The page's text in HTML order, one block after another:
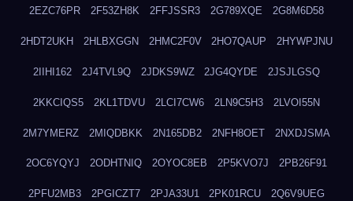
2EZC76PR 2F53ZH8K 2FFJSSR3 2G789XQE 2G8M6D58
2HDT2UKH 2HLBXGGN 2HMC2F0V 2HO7QAUP 2HYWPJNU
2IIHI162 2J4TVL9Q 2JDKS9WZ 2JG4QYDE 2JSJLGSQ
2KKCIQS5 2KL1TDVU 2LCI7CW6 2LN9C5H3 2LVOI55N
2M7YMERZ 2MIQDBKK 2N165DB2 2NFH8OET 2NXDJSMA
2OC6YQYJ 2ODHTNIQ 2OYOC8EB 2P5KVO7J 2PB26F91
2PFU2MB3 2PGICZT7 2PJA33U1 2PK01RCU 2Q6V9UEG